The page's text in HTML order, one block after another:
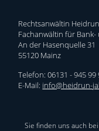
Rechtsanwältin
Fachanwältin für
An der Hasenquelle 31
55120 Mainz
Telefon: 06131 - 945 99
E-Mail: info@heidrun-
Sie finden uns auch bei